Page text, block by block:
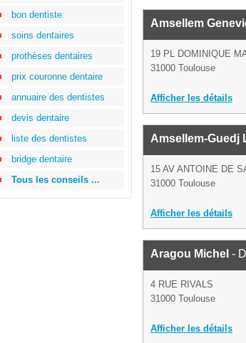
bon dentiste
soins dentaires
prothèses dentaires
prix couronne dentaire
annuaire des dentistes
devis dentaire
liste des dentistes
bridge dentaire
Tous les conseils ...
Amsellem
19 PL DOMINIQUE
31000 Toulouse
Afficher les détails
Amsellem-Guedj
15 AV ANTOINE DE
31000 Toulouse
Afficher les détails
Aragou Michel -
4 RUE RIVALS
31000 Toulouse
Afficher les détails